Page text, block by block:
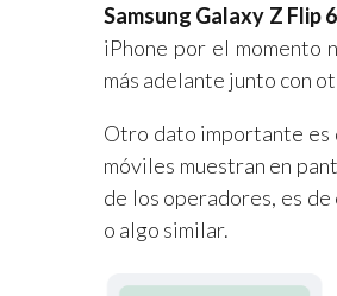
Samsung Galaxy Z Flip
iPhone por el momento
más adelante junto con
Otro dato importante es
móviles muestran en
de los operadores, es
o algo similar.